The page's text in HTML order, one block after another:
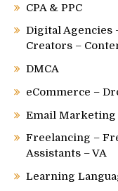
CPA & PPC
Digital Agencies
Creators –
DMCA
eCommerce –
Email Marketing
Freelancing –
Assistants – VA
Learning